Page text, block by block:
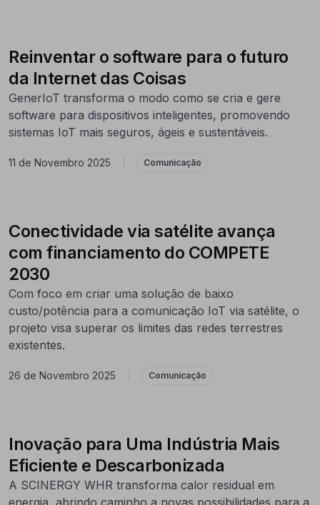
Reinventar o software para o futuro
da Internet das Coisas
GenerIoT transforma o modo como se cria e gere
software para dispositivos inteligentes, promovendo
sistemas IoT mais seguros, ágeis e sustentáveis.
11 de Novembro 2025 Comunicação
Conectividade via satélite avança
com financiamento do COMPETE
2030
Com foco em criar uma solução de baixo
custo/potência para a comunicação IoT via satélite, o
projeto visa superar os limites das redes terrestres
existentes.
26 de Novembro 2025 Comunicação
Inovação para Uma Indústria Mais
Eficiente e Descarbonizada
A SCINERGY WHR transforma calor residual em
energia, abrindo caminho a novas possibilidades para a